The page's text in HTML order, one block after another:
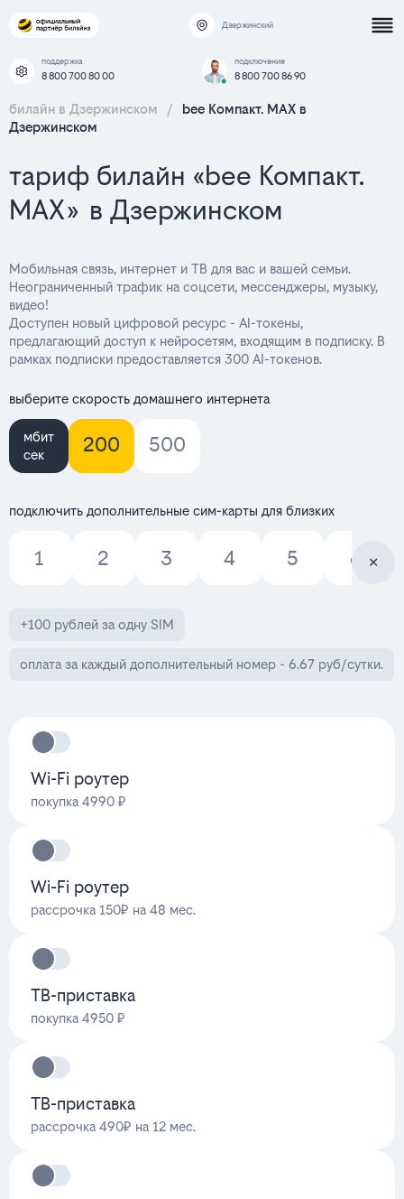
Дзержинский
поддержка
8 800 700 80 00
подключение
8 800 700 86 90
билайн в Дзержинском /
bee Компакт. MAX в
Дзержинском
тариф билайн «bee Компакт.
MAX» в Дзержинском
Мобильная связь, интернет и ТВ для вас и вашей семьи.
Неограниченный трафик на соцсети, мессенджеры, музыку,
видео!
Доступен новый цифровой ресурс - AI-токены,
предлагающий доступ к нейросетям, входящим в подписку. В
рамках подписки предоставляется 300 AI-токенов.
выберите скорость домашнего интернета
мбит
сек
200 500
подключить дополнительные сим-карты для близких
1 2 3 4 5 6
+100 рублей за одну SIM
оплата за каждый дополнительный номер - 6.67 руб/сутки.
Wi-Fi роутер
покупка 4990 ₽
Wi-Fi роутер
рассрочка 150₽ на 48 мес.
ТВ-приставка
покупка 4950 ₽
ТВ-приставка
рассрочка 490₽ на 12 мес.